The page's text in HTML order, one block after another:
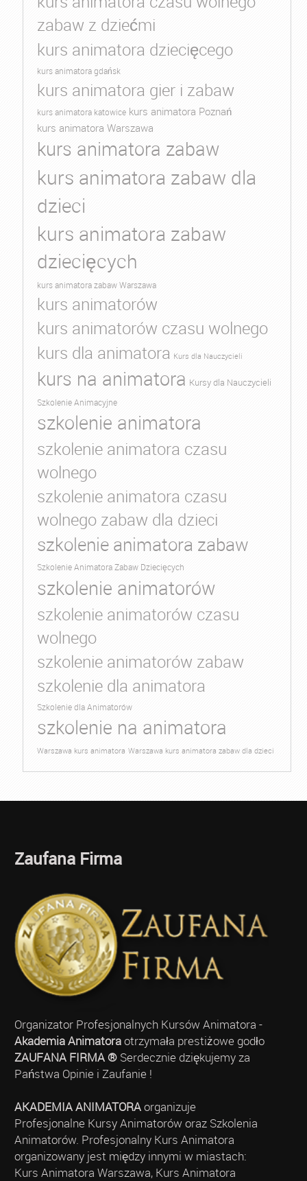
zabaw z dziećmi
kurs animatora dziecięcego
kurs animatora gdańsk
kurs animatora gier i zabaw
kurs animatora katowice kurs animatora Poznań
kurs animatora Warszawa
kurs animatora zabaw
kurs animatora zabaw dla
dzieci
kurs animatora zabaw
dziecięcych
kurs animatora zabaw Warszawa
kurs animatorów
kurs animatorów czasu wolnego
kurs dla animatora Kurs dla Nauczycieli
kurs na animatora Kursy dla Nauczycieli
Szkolenie Animacyjne
szkolenie animatora
szkolenie animatora czasu
wolnego
szkolenie animatora czasu
wolnego zabaw dla dzieci
szkolenie animatora zabaw
Szkolenie Animatora Zabaw Dziecięcych
szkolenie animatorów
szkolenie animatorów czasu
wolnego
szkolenie animatorów zabaw
szkolenie dla animatora
Szkolenie dla Animatorów
szkolenie na animatora
Warszawa kurs animatora Warszawa kurs animatora zabaw dla dzieci
Zaufana Firma
Organizator Profesjonalnych Kursów Animatora -
Akademia Animatoraotrzymała prestiżowe godło
ZAUFANA FIRMA ®Serdecznie dziękujemy za
Państwa Opinie i Zaufanie !
AKADEMIA ANIMATORAorganizuje
Profesjonalne Kursy Animatorów oraz Szkolenia
Animatorów. Profesjonalny Kurs Animatora
organizowany jest między innymi w miastach:
Kurs Animatora Warszawa, Kurs Animatora